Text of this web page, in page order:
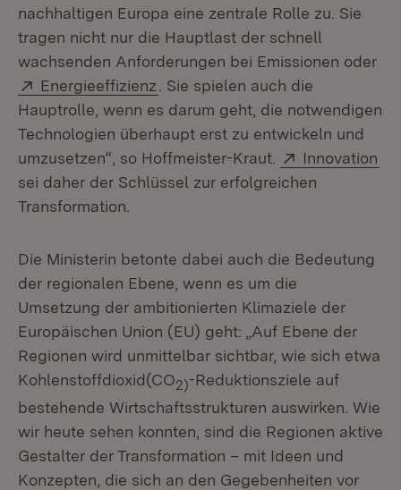
nachhaltigen Europa eine zentrale Rolle zu. Sie
tragen nicht nur die Hauptlast der schnell
wachsenden Anforderungen bei Emissionen oder
Extern:
Energieeffizienz (Öffnet in neuem Fenster)
. Sie spielen auch die
Hauptrolle, wenn es darum geht, die notwendigen
Technologien überhaupt erst zu entwickeln und
umzusetzen“, so Hoffmeister-Kraut.
Extern:
Innovation
sei daher der Schlüssel zur erfolgreichen
Transformation.
Die Ministerin betonte dabei auch die Bedeutung
der regionalen Ebene, wenn es um die
Umsetzung der ambitionierten Klimaziele der
Europäischen Union (EU) geht: „Auf Ebene der
Regionen wird unmittelbar sichtbar, wie sich etwa
Kohlenstoffdioxid(CO2)-Reduktionsziele auf
bestehende Wirtschaftsstrukturen auswirken. Wie
wir heute sehen konnten, sind die Regionen aktive
Gestalter der Transformation – mit Ideen und
Konzepten, die sich an den Gegebenheiten vor